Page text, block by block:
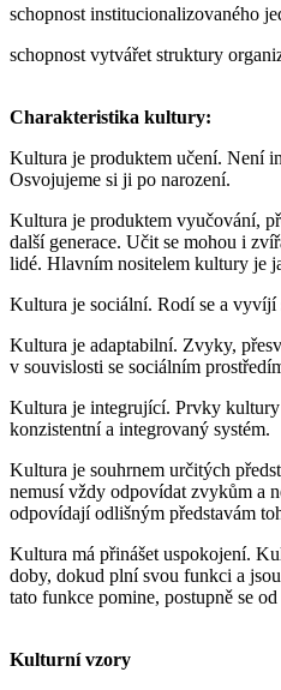
schopnost institucionalizovaného
schopnost vytvářet struktury
Charakteristika kultury:
Kultura je produktem učení. Není
Osvojujeme si ji po narození.
Kultura je produktem vyučování,
další generace. Učit se mohou i
lidé. Hlavním nositelem kultury je
Kultura je sociální. Rodí se a
Kultura je adaptabilní. Zvyky,
v souvislosti se sociálním
Kultura je integrující. Prvky
konzistentní a integrovaný systém.
Kultura je souhrnem určitých
nemusí vždy odpovídat zvykům a
odpovídají odlišným představám
Kultura má přinášet uspokojení.
doby, dokud plní svou funkci a
tato funkce pomine, postupně se
Kulturní vzory